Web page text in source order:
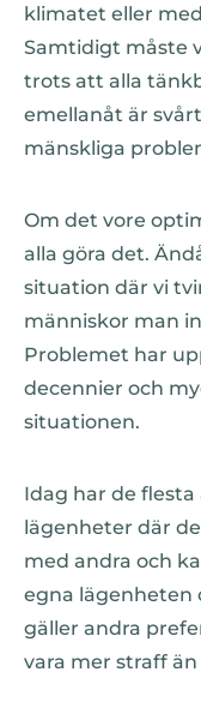
klimatet eller
Samtidigt måste
trots att alla
emellanåt är
mänskliga
Om det vore
alla göra det.
situation där vi
människor man
Problemet har
decennier och
situationen.
Idag har de
lägenheter där
med andra och
egna lägenheten
gäller andra
vara mer straff